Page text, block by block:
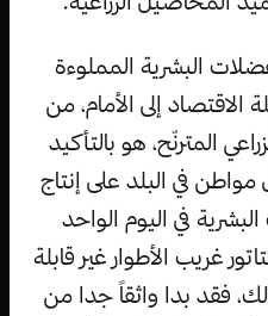
البشرية المملوءة
الاقتصاد إلى الأمام، من
المترنّح، هو بالتأكيد
في البلد على إنتاج
في اليوم الواحد
غريب الأطوار غير قابلة
فقد بدا واثقاً جدا من